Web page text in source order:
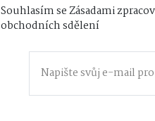
Souhlasím seZásadami
obchodních sdělení